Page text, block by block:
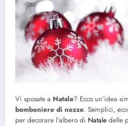
Vi sposate a Natale? Ecco un’idea
bomboniere di nozze. Semplici,
per decorare l’albero di Natale delle